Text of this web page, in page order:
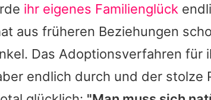
ihr eigenes Familienglück
aus früheren Beziehungen
Das Adoptionsverfahren für
endlich durch und der stolze